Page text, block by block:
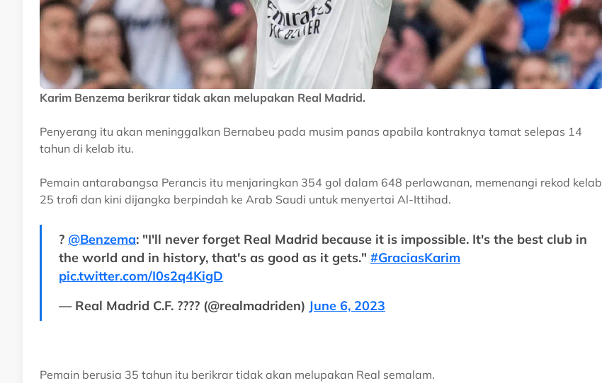
Karim Benzema berikrar tidak akan melupakan Real Madrid.
Penyerang itu akan meninggalkan Bernabeu pada musim panas apabila kontraknya tamat selepas 14
tahun di kelab itu.
Pemain antarabangsa Perancis itu menjaringkan 354 gol dalam 648 perlawanan, memenangi rekod kelab
25 trofi dan kini dijangka berpindah ke Arab Saudi untuk menyertai Al-Ittihad.
?️ @Benzema: "I'll never forget Real Madrid because it is impossible. It's the best club in
the world and in history, that's as good as it gets." #GraciasKarim
pic.twitter.com/I0s2q4KigD
— Real Madrid C.F. ???? (@realmadriden) June 6, 2023
Pemain berusia 35 tahun itu berikrar tidak akan melupakan Real semalam.